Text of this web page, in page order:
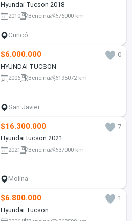
Hyundai Tucson 2018
2010 Bencina 76000 km
Curicó
$6.000.000
0
HYUNDAI TUCSON
2006 Bencina 195072 km
San Javier
$16.300.000
7
Hyundai tucson 2021
2021 Bencina 37000 km
Molina
$6.800.000
1
Hyundai Tucson